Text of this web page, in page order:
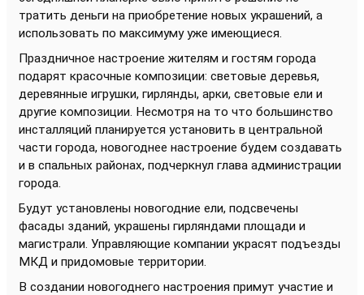
тратить деньги на приобретение новых украшений, а
использовать по максимуму уже имеющиеся.
Праздничное настроение жителям и гостям города
подарят красочные композиции: световые деревья,
деревянные игрушки, гирлянды, арки, световые ели и
другие композиции. Несмотря на то что большинство
инсталляций планируется установить в центральной
части города, новогоднее настроение будем создавать
и в спальных районах, подчеркнул глава администрации
города.
Будут установлены новогодние ели, подсвечены
фасады зданий, украшены гирляндами площади и
магистрали. Управляющие компании украсят подъезды
МКД и придомовые территории.
В создании новогоднего настроения примут участие и